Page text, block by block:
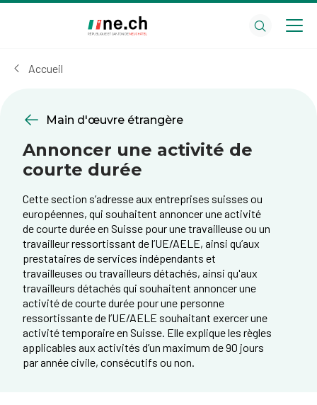
cookies
Accueil
Main d'œuvre étrangère
Annoncer une activité de
courte durée
Cette section s’adresse aux entreprises suisses ou
européennes, qui souhaitent annoncer une activité
de courte durée en Suisse pour une travailleuse ou un
travailleur ressortissant de l’UE/AELE, ainsi qu’aux
prestataires de services indépendants et
travailleuses ou travailleurs détachés, ainsi qu'aux
travailleurs détachés qui souhaitent annoncer une
activité de courte durée pour une personne
ressortissante de l’UE/AELE souhaitant exercer une
activité temporaire en Suisse. Elle explique les règles
applicables aux activités d’un maximum de 90 jours
par année civile, consécutifs ou non.